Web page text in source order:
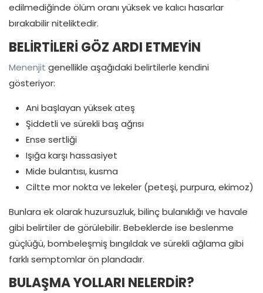
edilmediğinde ölüm oranı yüksek ve kalıcı hasarlar
bırakabilir niteliktedir.
BELİRTİLERİ GÖZ ARDI ETMEYİN
Menenjit genellikle aşağıdaki belirtilerle kendini
gösteriyor:
Ani başlayan yüksek ateş
Şiddetli ve sürekli baş ağrısı
Ense sertliği
Işığa karşı hassasiyet
Mide bulantısı, kusma
Ciltte mor nokta ve lekeler (peteşi, purpura, ekimoz)
Bunlara ek olarak huzursuzluk, bilinç bulanıklığı ve havale
gibi belirtiler de görülebilir. Bebeklerde ise beslenme
güçlüğü, bombeleşmiş bıngıldak ve sürekli ağlama gibi
farklı semptomlar ön plandadır.
BULAŞMA YOLLARI NELERDİR?